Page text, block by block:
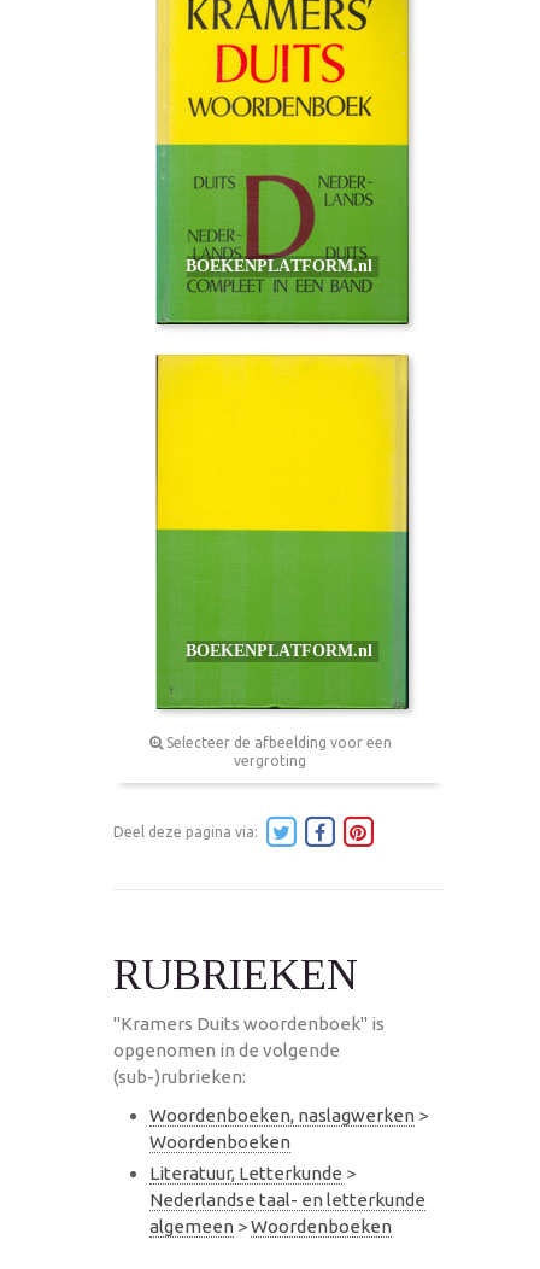
Selecteer de afbeelding voor een
vergroting
Deel deze pagina via:
RUBRIEKEN
"Kramers Duits woordenboek" is
opgenomen in de volgende
(sub-)rubrieken:
Woordenboeken, naslagwerken >
Woordenboeken
Literatuur, Letterkunde >
Nederlandse taal- en letterkunde
algemeen >Woordenboeken